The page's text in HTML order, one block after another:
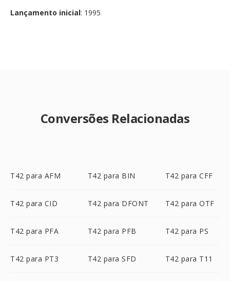
Lançamento inicial: 1995
Conversões Relacionadas
T42 para AFM T42 para BIN T42 para CFF
T42 para CID T42 para DFONT T42 para OTF
T42 para PFA T42 para PFB T42 para PS
T42 para PT3 T42 para SFD T42 para T11